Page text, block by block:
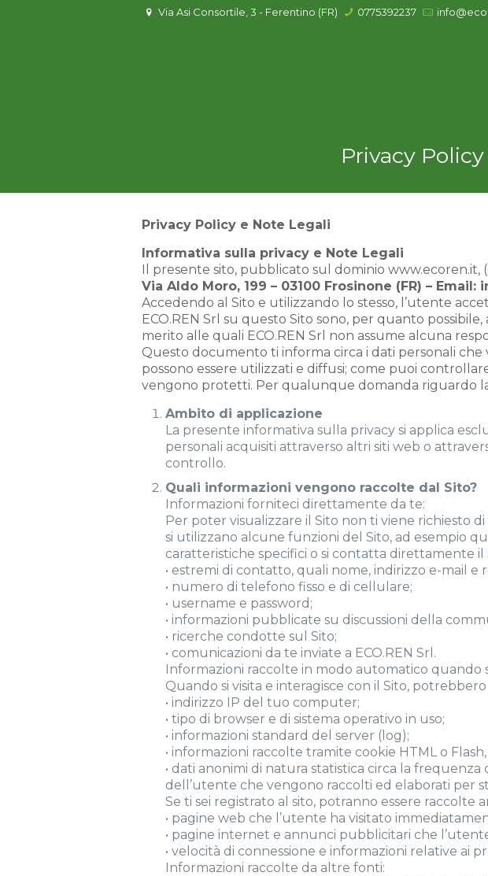
Via Asi Consortile, 3 - Ferentino (FR) 0775392237
Privacy Policy
Privacy Policy e Note Legali
Informativa sulla privacy e Note Legali
Il presente sito, pubblicato sul dominio www.ecoren.it,
Via Aldo Moro, 199 – 03100 Frosinone (FR) – Email:
Accedendo al Sito e utilizzando lo stesso, l’utente
ECO.REN Srl su questo Sito sono, per quanto
merito alle quali ECO.REN Srl non assume alcuna
Questo documento ti informa circa i dati personali
possono essere utilizzati e diffusi; come puoi
vengono protetti. Per qualunque domanda riguardo
Ambito di applicazione
La presente informativa sulla privacy si applica
personali acquisiti attraverso altri siti web o
controllo.
Quali informazioni vengono raccolte dal Sito?
Informazioni forniteci direttamente da te:
Per poter visualizzare il Sito non ti viene richiesto
si utilizzano alcune funzioni del Sito, ad esempio
caratteristiche specifici o si contatta direttamente
• estremi di contatto, quali nome, indirizzo e-mail e
• numero di telefono fisso e di cellulare;
• username e password;
• informazioni pubblicate su discussioni della
• ricerche condotte sul Sito;
• comunicazioni da te inviate a ECO.REN Srl.
Informazioni raccolte in modo automatico quando
Quando si visita e interagisce con il Sito,
• indirizzo IP del tuo computer;
• tipo di browser e di sistema operativo in uso;
• informazioni standard del server (log);
• informazioni raccolte tramite cookie HTML o
• dati anonimi di natura statistica circa la
dell’utente che vengono raccolti ed elaborati per
Se ti sei registrato al sito, potranno essere raccolte
• pagine web che l’utente ha visitato
• pagine internet e annunci pubblicitari che
• velocità di connessione e informazioni relative
Informazioni raccolte da altre fonti: